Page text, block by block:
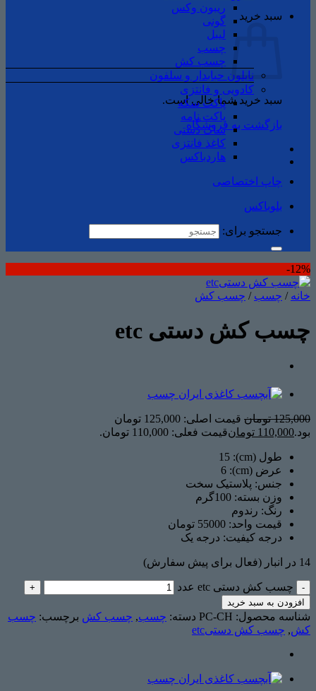
سبد خرید
سبد خرید شما خالی است.
بازگشت به فروشگاه
ریبون وکس
گونی
لیبل
چسب
چسب ‌کش
نایلون حبابدار و سلفون
کادویی و فانتزی
پاکت سکه
پاکت نامه
ساک دستی
کاغذ فانتزی
هاردباکس
چاپ اختصاصی
بلوباکس
جستجو برای:
12%-
خانه / چسب / چسب ‌کش
چسب کش دستی etc
125,000 تومان
قیمت اصلی: 125,000 تومان
بود.110,000 تومانقیمت فعلی: 110,000 تومان.
طول (cm): 15
عرض (cm): 6
جنس: پلاستیک سخت
وزن بسته: 1 00گرم
رنگ: رندوم
قیمت واحد: 55000 تومان
درجه کیفیت: درجه یک
14 در انبار (فعال برای پیش سفارش)
چسب کش دستی etc عدد
افزودن به سبد خرید
شناسه محصول: PC-CH دسته: چسب, چسب ‌کش برچسب: چسب
کش, چسب کش دستیetc